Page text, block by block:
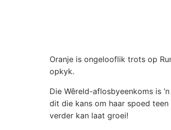
Oranje is ongelooflik trots op
opkyk.
Die Wêreld-aflosbyeenkoms is
dit die kans om haar spoed
verder kan laat groei!